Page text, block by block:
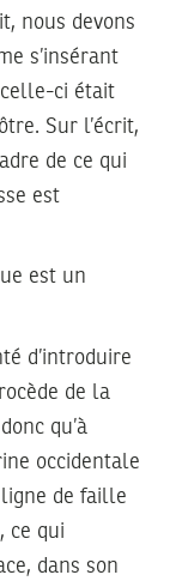
nous devons
s’insérant
celle-ci était
Sur l’écrit,
de ce qui
est
est un
d’introduire
de la
qu’à
occidentale
de faille
ce qui
dans son